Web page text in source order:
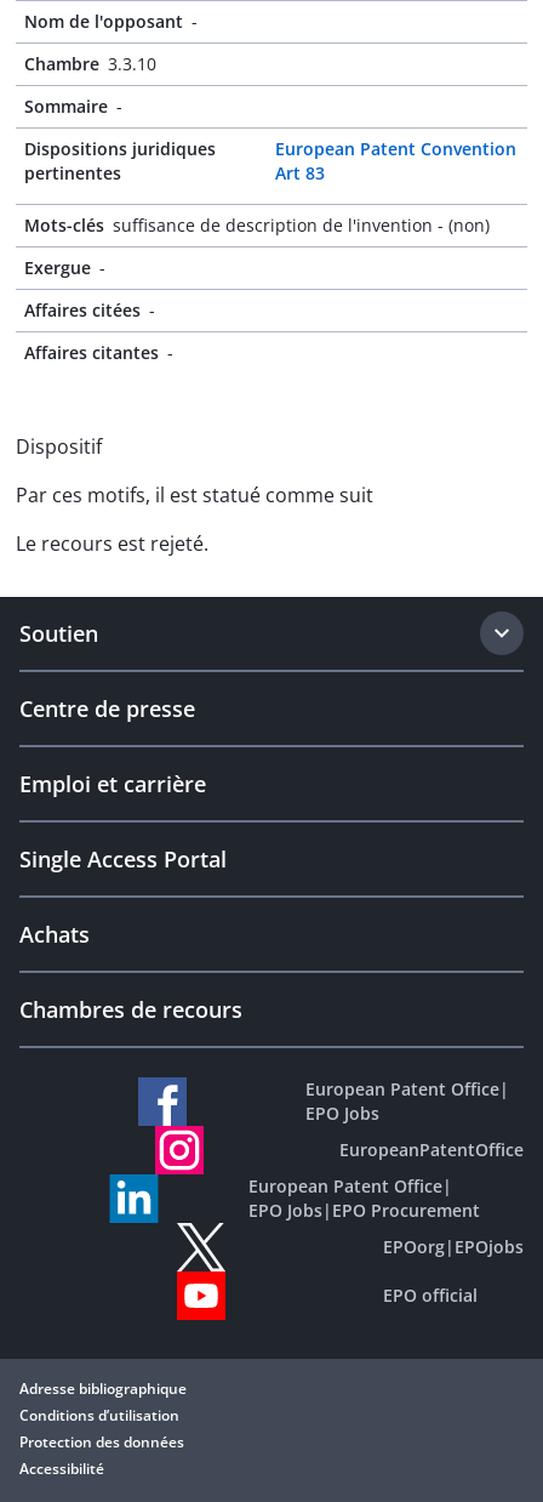
Nom de l'opposant -
Chambre 3.3.10
Sommaire -
Dispositions juridiques
pertinentes
European Patent Convention
Art 83
Mots-clés suffisance de description de l'invention - (non)
Exergue -
Affaires citées -
Affaires citantes -
Dispositif
Par ces motifs, il est statué comme suit
Le recours est rejeté.
Soutien
Centre de presse
Emploi et carrière
Single Access Portal
Achats
Chambres de recours
European Patent Office|
EPO Jobs
EuropeanPatentOffice
European Patent Office|
EPO Jobs| EPO Procurement
EPOorg| EPOjobs
EPO official
Adresse bibliographique
Conditions d’utilisation
Protection des données
Accessibilité